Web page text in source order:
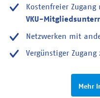
Kostenfreier
VKU-
Netzwerken mit
Vergünstiger Zugang
Mehr